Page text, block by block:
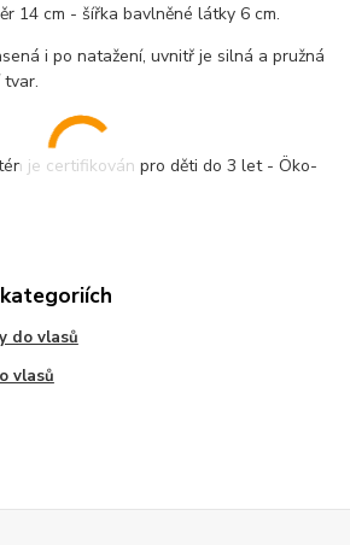
14 cm - šířka bavlněné látky 6 cm.
i po natažení, uvnitř je silná a pružná
tvar.
je certifikován pro děti do 3 let - Öko-
do vlasů
vlasů